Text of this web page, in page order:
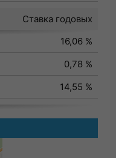
Ставка годовых
16,06 %
0,78 %
14,55 %